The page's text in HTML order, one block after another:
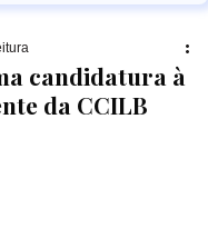
candidatura à
da CCILB